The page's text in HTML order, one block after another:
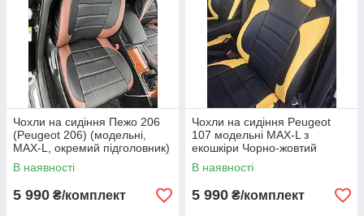
Чохли на сидіння Пежо 206
(Peugeot 206) (модельні,
MAX-L, окремий підголовник)
Чорно-коричневий
В наявності
5 990 ₴/комплект
Чохли на сидіння Peugeot
107 модельні MAX-L з
екошкіри Чорно-жовтий
В наявності
5 990 ₴/комплект